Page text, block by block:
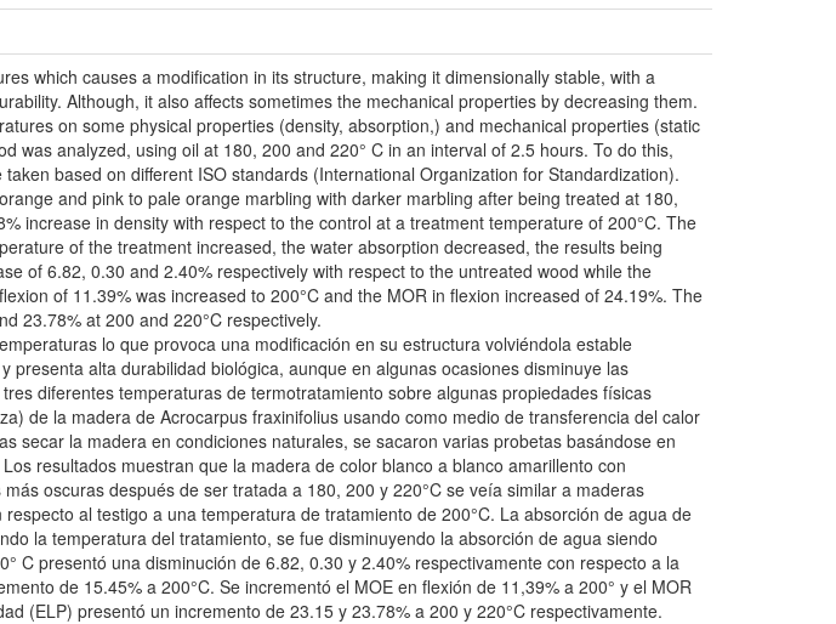
which causes a modification in its structure, making it dimensionally stable, with a
Although, it also affects sometimes the mechanical properties by decreasing them.
on some physical properties (density, absorption,) and mechanical properties (static
was analyzed, using oil at 180, 200 and 220° C in an interval of 2.5 hours. To do this,
based on different ISO standards (International Organization for Standardization).
and pink to pale orange marbling with darker marbling after being treated at 180,
increase in density with respect to the control at a treatment temperature of 200°C. The
of the treatment increased, the water absorption decreased, the results being
of 6.82, 0.30 and 2.40% respectively with respect to the untreated wood while the
of 11.39% was increased to 200°C and the MOR in flexion increased of 24.19%. The
23.78% at 200 and 220°C respectively.
lo que provoca una modificación en su estructura volviéndola estable
alta durabilidad biológica, aunque en algunas ocasiones disminuye las
diferentes temperaturas de termotratamiento sobre algunas propiedades físicas
de la madera de Acrocarpus fraxinifolius usando como medio de transferencia del calor
secar la madera en condiciones naturales, se sacaron varias probetas basándose en
resultados muestran que la madera de color blanco a blanco amarillento con
oscuras después de ser tratada a 180, 200 y 220°C se veía similar a maderas
al testigo a una temperatura de tratamiento de 200°C. La absorción de agua de
la temperatura del tratamiento, se fue disminuyendo la absorción de agua siendo
C presentó una disminución de 6.82, 0.30 y 2.40% respectivamente con respecto a la
de 15.45% a 200°C. Se incrementó el MOE en flexión de 11,39% a 200° y el MOR
(ELP) presentó un incremento de 23.15 y 23.78% a 200 y 220°C respectivamente.